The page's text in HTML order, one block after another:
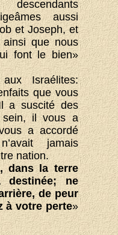
aussi
et Joseph, et
ainsi que nous
font le bien»
Israélites:
que vous
a suscité des
sein, il vous a
a accordé
jamais
nation.
dans la terre
destinée; ne
de peur
à votre perte»